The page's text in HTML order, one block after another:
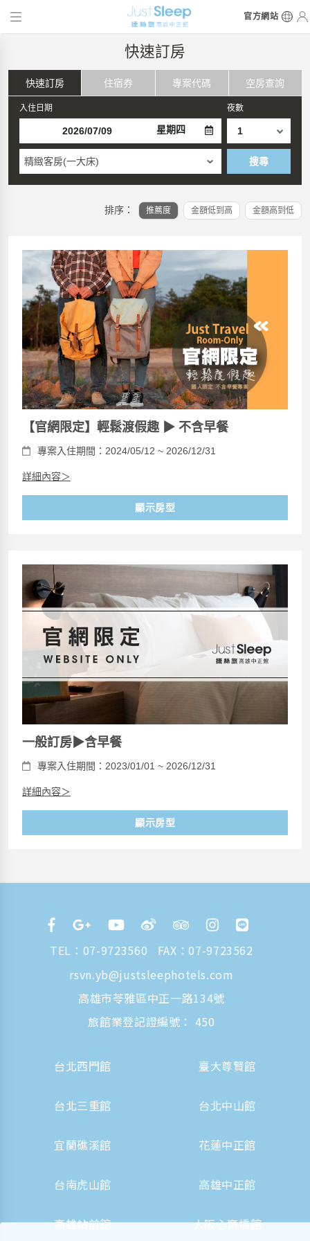
官方網站
快速訂房
快速訂房 住宿券 專案代碼 空房查詢
入住日期
星期四
夜數
精緻客房(一大床) 搜尋
排序： 推薦度 金額低到高 金額高到低
【官網限定】輕鬆渡假趣 ▶ 不含早餐
專案入住期間：2024/05/12 ~ 2026/12/31
詳細內容＞
顯示房型
一般訂房▶含早餐
專案入住期間：2023/01/01 ~ 2026/12/31
詳細內容＞
顯示房型
TEL： 07-9723560
FAX：07-9723562
rsvn.yb@justsleephotels.com
高雄市苓雅區中正一路134號
旅館業登記證編號： 450
台北西門館 臺大尊賢館
台北三重館 台北中山館
宜蘭礁溪館 花蓮中正館
台南虎山館 高雄中正館
高雄站前館 大阪心齋橋館